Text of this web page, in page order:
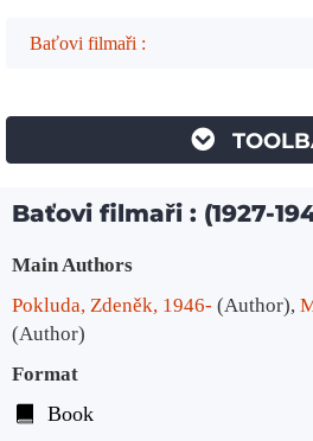
Baťovi filmaři :
Baťovi filmaři : (1927-
Bibliographic Details
Main Authors
Pokluda, Zdeněk, 1946- (Author),
(Author)
Format
Book